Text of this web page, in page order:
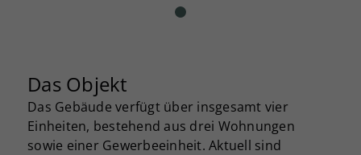
Das Objekt
Das Gebäude verfügt über insgesamt vier
Einheiten, bestehend aus drei Wohnungen
sowie einer Gewerbeeinheit. Aktuell sind